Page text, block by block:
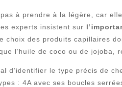
à prendre à la légère, car
experts insistent sur
choix des produits capillaires
l’huile de coco ou de jojoba,
d’identifier le type précis de
: 4A avec ses boucles